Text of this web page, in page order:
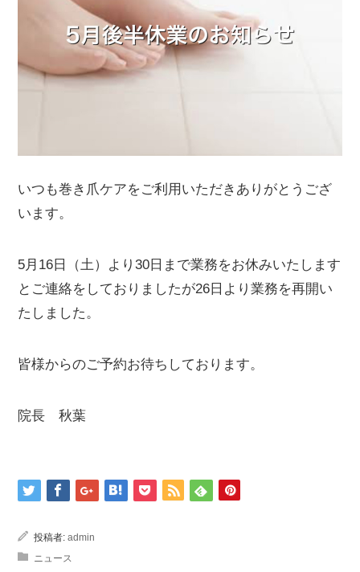
いつも巻き爪ケアをご利用いただきありがとうござ
います。
5月16日（土）より30日まで業務をお休みいたします
とご連絡をしておりましたが26日より業務を再開い
たしました。
皆様からのご予約お待ちしております。
院長 秋葉
投稿者: admin
ニュース